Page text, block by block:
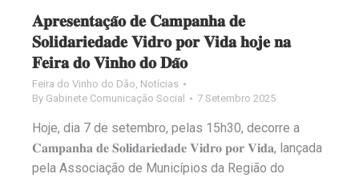
𝐀𝐩𝐫𝐞𝐬𝐞𝐧𝐭𝐚𝐜̧𝐚̃𝐨 𝐝𝐞 𝐂𝐚𝐦𝐩𝐚𝐧𝐡𝐚 𝐝𝐞
𝐒𝐨𝐥𝐢𝐝𝐚𝐫𝐢𝐞𝐝𝐚𝐝𝐞 𝐕𝐢𝐝𝐫𝐨 𝐩𝐨𝐫 𝐕𝐢𝐝𝐚 𝐡𝐨𝐣𝐞 𝐧𝐚
𝐅𝐞𝐢𝐫𝐚 𝐝𝐨 𝐕𝐢𝐧𝐡𝐨 𝐝𝐨 𝐃𝐚̃𝐨
Feira do Vinho do Dão Notícias
By Gabinete Comunicação Social 7 Setembro 2025
Hoje, dia 7 de setembro, pelas 15h30, decorre a
𝐂𝐚𝐦𝐩𝐚𝐧𝐡𝐚 𝐝𝐞 𝐒𝐨𝐥𝐢𝐝𝐚𝐫𝐢𝐞𝐝𝐚𝐝𝐞 𝐕𝐢𝐝𝐫𝐨 𝐩𝐨𝐫 𝐕𝐢𝐝𝐚, lançada
pela Associação de Municípios da Região do